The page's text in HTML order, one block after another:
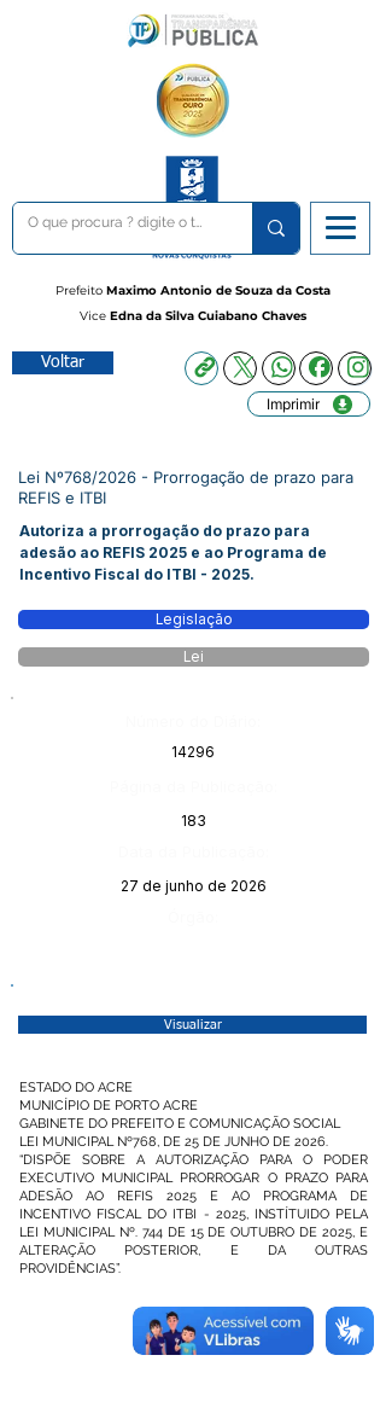
Prefeito Maximo Antonio de Souza da Costa
Vice Edna da Silva Cuiabano Chaves
Voltar
Imprimir
Lei Nº768/2026 - Prorrogação de prazo para
REFIS e ITBI
Autoriza a prorrogação do prazo para
adesão ao REFIS 2025 e ao Programa de
Incentivo Fiscal do ITBI - 2025.
Legislação
Lei
14296
183
27 de junho de 2026
Visualizar
ESTADO DO ACRE
MUNICÍPIO DE PORTO ACRE
GABINETE DO PREFEITO E COMUNICAÇÃO SOCIAL
LEI MUNICIPAL Nº768, DE 25 DE JUNHO DE 2026.
“DISPÕE SOBRE A AUTORIZAÇÃO PARA O PODER
EXECUTIVO MUNICIPAL PRORROGAR O PRAZO PARA
ADESÃO AO REFIS 2025 E AO PROGRAMA DE
INCENTIVO FISCAL DO ITBI - 2025, INSTÍTUIDO PELA
LEI MUNICIPAL Nº. 744 DE 15 DE OUTUBRO DE 2025, E
ALTERAÇÃO POSTERIOR, E DA OUTRAS
PROVIDÊNCIAS”.